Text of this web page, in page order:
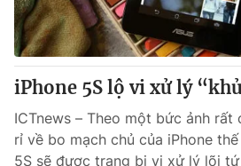
iPhone 5S lộ vi xử lý
ICTnews – Theo một bức ảnh rất
rỉ về bo mạch chủ của iPhone
5S sẽ được trang bị vi xử lý lõi tứ